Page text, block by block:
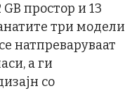
простор и 13
три модели
натпреваруваат
а ги
со